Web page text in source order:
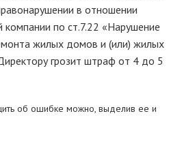
в отношении
по ст.7.22 «Нарушение
жилых домов и (или) жилых
грозит штраф от 4 до 5
об ошибке можно, выделив ее и